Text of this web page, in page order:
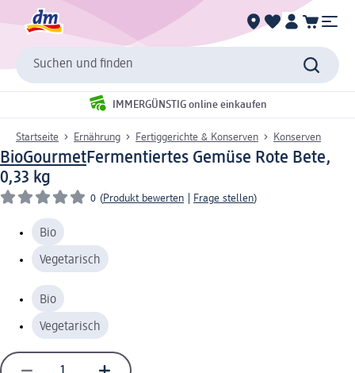
Suchen und finden
IMMERGÜNSTIG online einkaufen
Startseite Ernährung Fertiggerichte & Konserven Konserven
BioGourmetFermentiertes Gemüse Rote Bete,
0,33 kg
0 (Produkt bewerten Frage stellen)
Bio
Vegetarisch
Bio
Vegetarisch